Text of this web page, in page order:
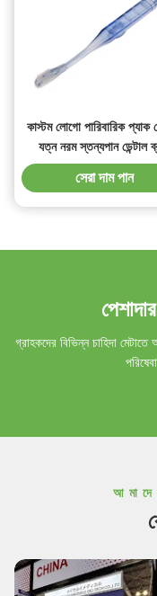
কাস্টম লোগো পারিবারিক প্যাক
যত্ন নরম স্তন্যপান ডেন্টাল
প্রাপ্তবয়স্ক এবং শিশুদের
সেরা দাম পান
গ্রাহকদের বিভিন্ন চাহিদা